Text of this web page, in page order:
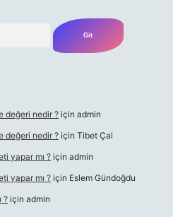
değeri nedir ? için admin
değeri nedir ? için Tibet Çal
yapar mı ?için admin
yapar mı ?için Eslem Gündoğdu
? için admin